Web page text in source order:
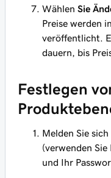
Wählen Sie
Preise werden
veröffentlicht.
dauern, bis
Festlegen
Melden Sie sich
(verwenden
und Ihr